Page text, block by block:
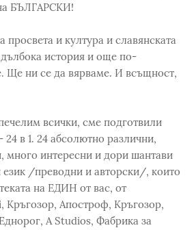
БЪЛГАРСКИ!
просвета и култура и славянската
история и още по-
Ще ни се да вярваме. И всъщност,
всички, сме подготвили
24 в 1. 24 абсолютно различни,
много интересни и дори шантави
език /преводни и авторски/, които
на ЕДИН от вас, от
Кръгозор, Апостроф, Кръгозор,
A Studios, Фабрика за